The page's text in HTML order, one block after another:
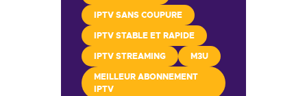
IPTV SANS COUPURE
IPTV STABLE ET RAPIDE
IPTV STREAMING
M3U
MEILLEUR ABONNEMENT
IPTV